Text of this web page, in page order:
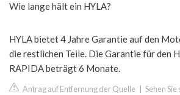
Wie lange hält ein HYLA?
HYLA bietet 4 Jahre Garantie auf den
die restlichen Teile. Die Garantie für den
RAPIDA beträgt 6 Monate.
Antrag auf Entfernung der Quelle Sehen